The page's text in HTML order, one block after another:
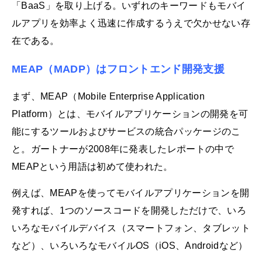
「BaaS」を取り上げる。いずれのキーワードもモバイ
ルアプリを効率よく迅速に作成するうえで欠かせない存
在である。
MEAP（MADP）はフロントエンド開発支援
まず、MEAP（Mobile Enterprise Application
Platform）とは、モバイルアプリケーションの開発を可
能にするツールおよびサービスの統合パッケージのこ
と。ガートナーが2008年に発表したレポートの中で
MEAPという用語は初めて使われた。
例えば、MEAPを使ってモバイルアプリケーションを開
発すれば、1つのソースコードを開発しただけで、いろ
いろなモバイルデバイス（スマートフォン、タブレット
など）、いろいろなモバイルOS（iOS、Androidなど）